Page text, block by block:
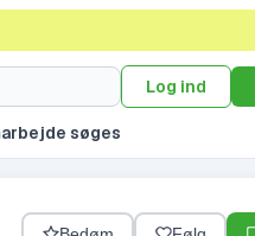
Log ind
søges